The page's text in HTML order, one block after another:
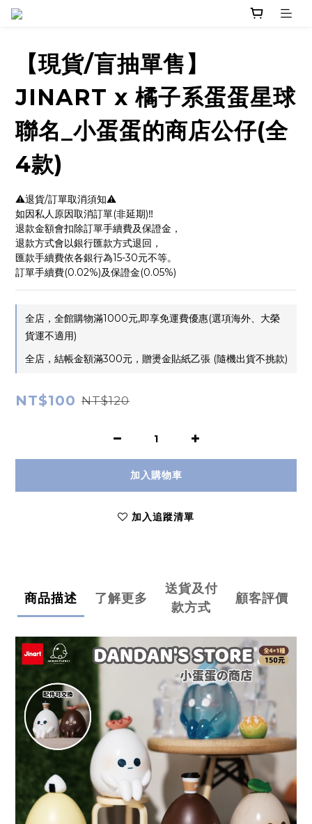
【現貨/盲抽單售】
JINART x 橘子系蛋蛋星球
聯名_小蛋蛋的商店公仔(全
4款)
⚠️退貨/訂單取消須知⚠️
如因私人原因取消訂單(非延期)‼️
退款金額會扣除訂單手續費及保證金，
退款方式會以銀行匯款方式退回，
匯款手續費依各銀行為15-30元不等。
訂單手續費(0.02%)及保證金(0.05%)
全店，全館購物滿1000元,即享免運費優惠(選項海外、大榮
貨運不適用)
全店，結帳金額滿300元，贈燙金貼紙乙張 (隨機出貨不挑款)
NT$100 NT$120
加入購物車
加入追蹤清單
商品描述 了解更多
送貨及付
款方式
顧客評價